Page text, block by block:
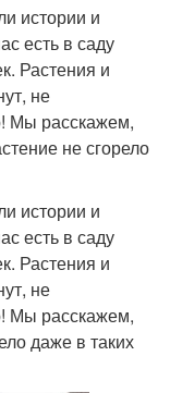
истории и
есть в саду
Растения и
не
Мы расскажем,
не сгорело
истории и
есть в саду
Растения и
не
Мы расскажем,
даже в таких